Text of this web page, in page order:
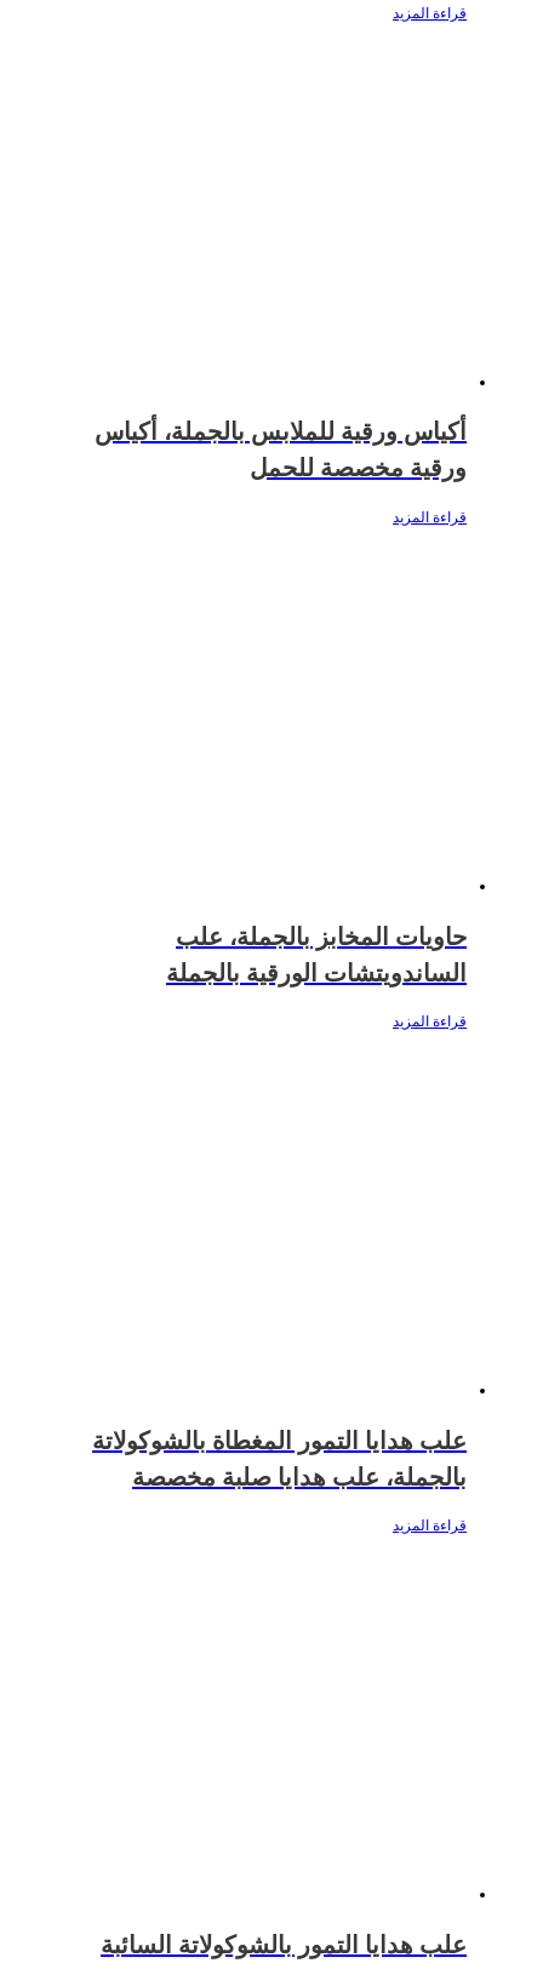
قراءة المزيد
أكياس ورقية للملابس بالجملة، أكياس
ورقية مخصصة للحمل
قراءة المزيد
حاويات المخابز بالجملة، علب
الساندويتشات الورقية بالجملة
قراءة المزيد
علب هدايا التمور المغطاة بالشوكولاتة
بالجملة، علب هدايا صلبة مخصصة
قراءة المزيد
علب هدايا التمور بالشوكولاتة السائبة